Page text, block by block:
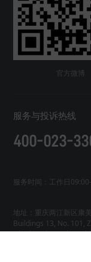
官方微博
服务与投诉热线
400-023-
服务时间：工作日
地址：重庆两江新区康
Buildings 13, No. 101,